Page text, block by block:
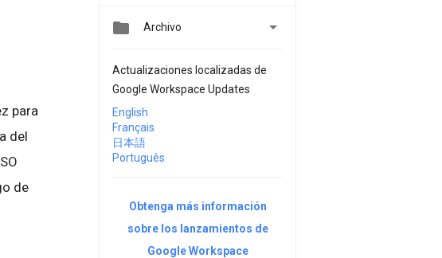
para
del
de
 Archivo 
Actualizaciones localizadas de
Google Workspace Updates
English
Français
日本語
Português
Obtenga más información
sobre los lanzamientos de
Google Workspace